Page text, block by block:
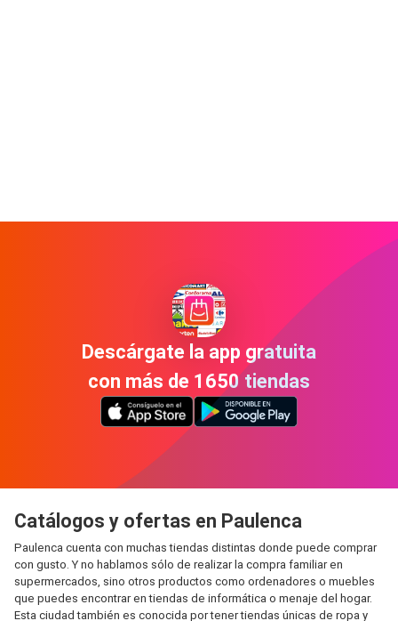
Descárgate la app gratuita
con más de 1650 tiendas
Catálogos y ofertas en Paulenca
Paulenca cuenta con muchas tiendas distintas donde puede comprar
con gusto. Y no hablamos sólo de realizar la compra familiar en
supermercados, sino otros productos como ordenadores o muebles
que puedes encontrar en tiendas de informática o menaje del hogar.
Esta ciudad también es conocida por tener tiendas únicas de ropa y